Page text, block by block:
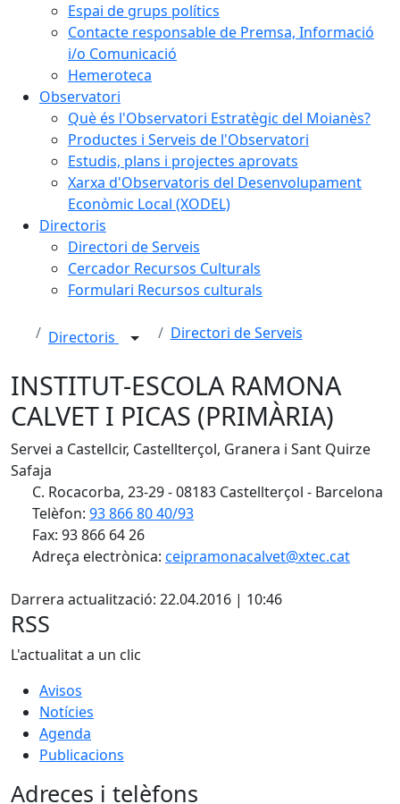
Espai de grups polítics
Contacte responsable de Premsa, Informació
i/o Comunicació
Hemeroteca
Observatori
Què és l'Observatori Estratègic del Moianès?
Productes i Serveis de l'Observatori
Estudis, plans i projectes aprovats
Xarxa d'Observatoris del Desenvolupament
Econòmic Local (XODEL)
Directoris
Directori de Serveis
Cercador Recursos Culturals
Formulari Recursos culturals
Directoris Directori de Serveis
INSTITUT-ESCOLA RAMONA
CALVET I PICAS (PRIMÀRIA)
Servei a Castellcir, Castellterçol, Granera i Sant Quirze
Safaja
C. Rocacorba, 23-29 - 08183 Castellterçol - Barcelona
Telèfon: 93 866 80 40/93
Fax: 93 866 64 26
Adreça electrònica: ceipramonacalvet@xtec.cat
Darrera actualització: 22.04.2016 | 10:46
RSS
L'actualitat a un clic
Avisos
Notícies
Agenda
Publicacions
Adreces i telèfons